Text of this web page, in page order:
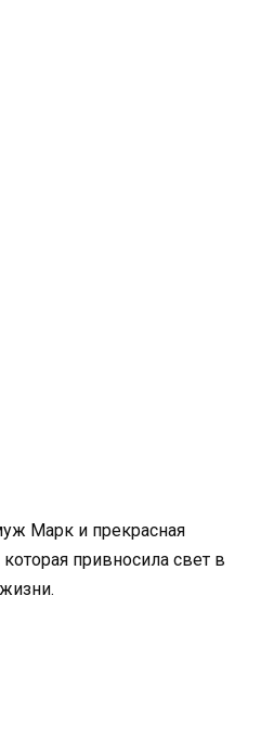
Марк и прекрасная
привносила свет в